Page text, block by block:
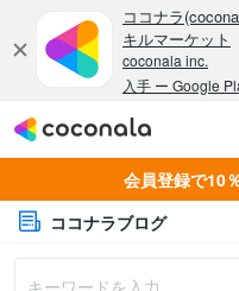
会員登録で10
ココナラブログ